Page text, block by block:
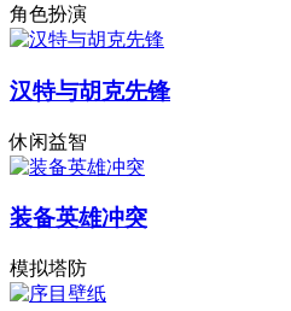
角色扮演
汉特与胡克先锋
休闲益智
装备英雄冲突
模拟塔防